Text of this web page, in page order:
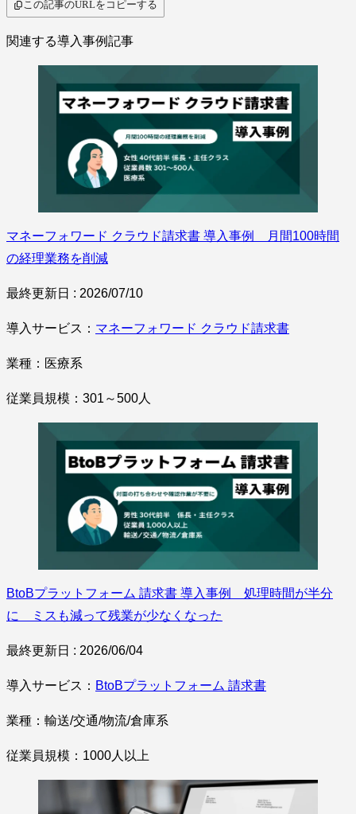
この記事のURLをコピーする
関連する導入事例記事
マネーフォワード クラウド請求書 導入事例 月間100時間
の経理業務を削減
最終更新日 : 2026/07/10
導入サービス： マネーフォワード クラウド請求書
業種：医療系
従業員規模：301～500人
BtoBプラットフォーム 請求書 導入事例 処理時間が半分
に ミスも減って残業が少なくなった
最終更新日 : 2026/06/04
導入サービス： BtoBプラットフォーム 請求書
業種：輸送/交通/物流/倉庫系
従業員規模：1000人以上